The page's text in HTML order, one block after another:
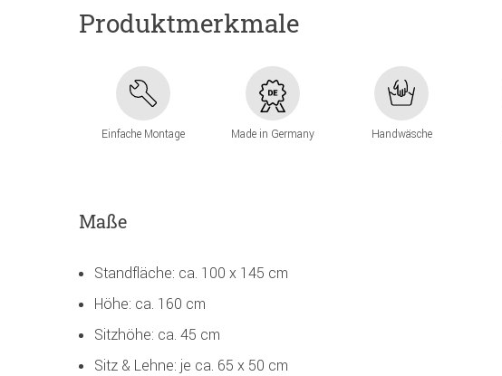
Produktmerkmale
Einfache Montage Made in Germany Handwäsche
Maße
Standfläche: ca. 100 x 145 cm
Höhe: ca. 160 cm
Sitzhöhe: ca. 45 cm
Sitz & Lehne: je ca. 65 x 50 cm